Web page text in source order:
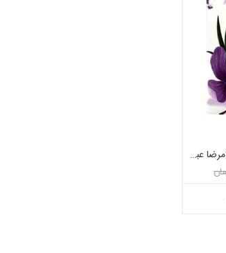
زعفران یک مثقال ( ۴،۶۰۸گرم) حاج غلامرضا عباس زاده اصل تاریخ جدید